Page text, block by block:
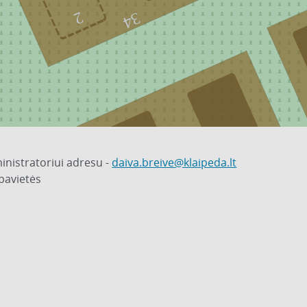
34
2
adresu - daiva.breive@klaipeda.lt